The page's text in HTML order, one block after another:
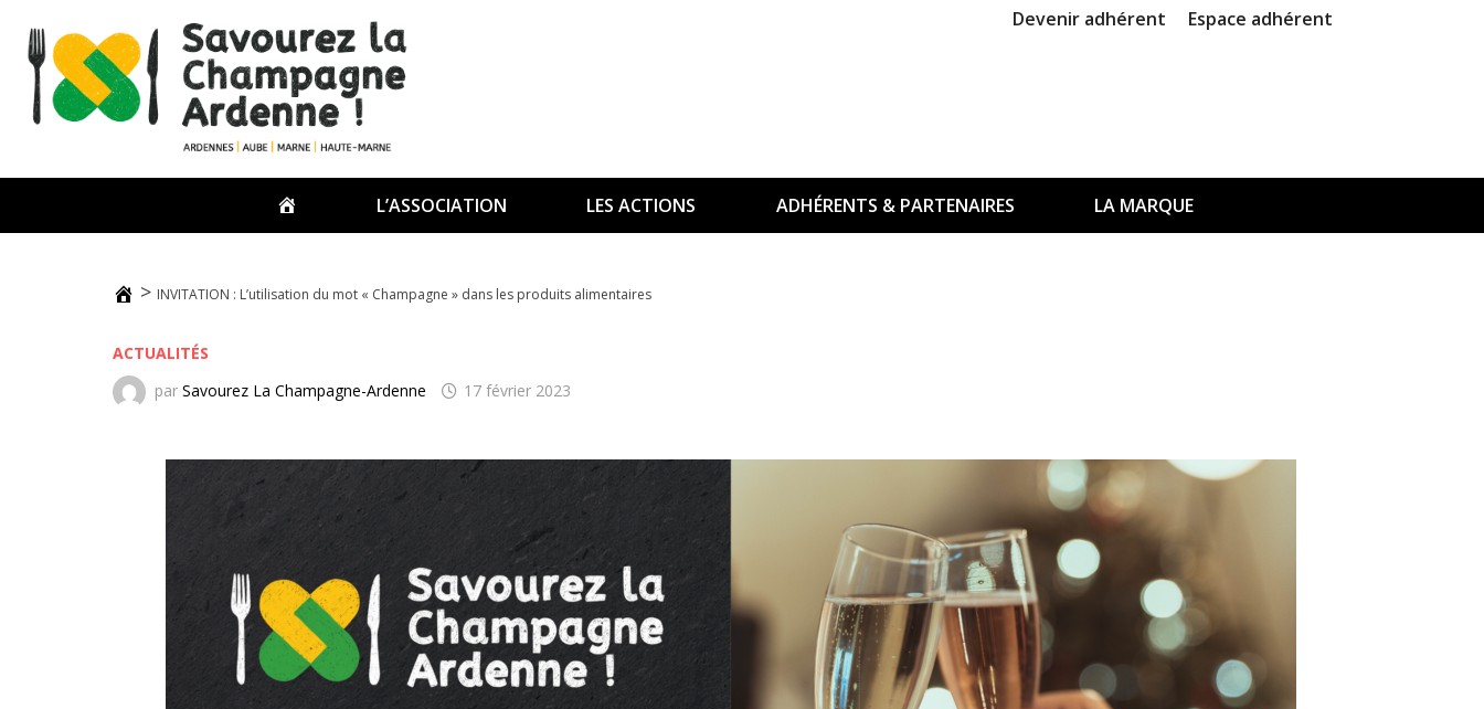
Devenir adhérent Espace adhérent
ACCUEIL L’ASSOCIATION LES ACTIONS ADHÉRENTS & PARTENAIRES LA MARQUE
> INVITATION : L’utilisation du mot « Champagne » dans les produits alimentaires
ACTUALITÉS
par Savourez La Champagne-Ardenne 17 février 2023